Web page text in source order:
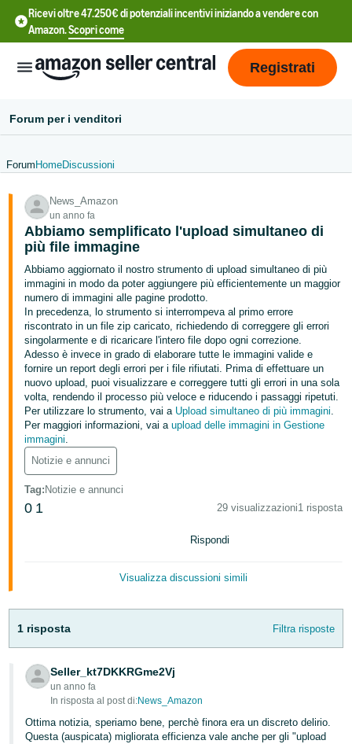
Ricevi oltre 47.250€ di potenziali incentivi iniziando a vendere con
Amazon.Scopri come
Italiano
文
-
CN
中
文
-
TW
Deutsch
- DE
Français
- FR
Italiano
- IT
JP
한
국
어
KR
Registrati
Registrati
Forum per i venditori
Forum HomeDiscussioni
News_Amazon
un anno fa
Abbiamo semplificato l'upload simultaneo di
più file immagine
Abbiamo aggiornato il nostro strumento di upload simultaneo di più
immagini in modo da poter aggiungere più efficientemente un maggior
numero di immagini alle pagine prodotto.
In precedenza, lo strumento si interrompeva al primo errore
riscontrato in un file zip caricato, richiedendo di correggere gli errori
singolarmente e di ricaricare l'intero file dopo ogni correzione.
Adesso è invece in grado di elaborare tutte le immagini valide e
fornire un report degli errori per i file rifiutati. Prima di effettuare un
nuovo upload, puoi visualizzare e correggere tutti gli errori in una sola
volta, rendendo il processo più veloce e riducendo i passaggi ripetuti.
Per utilizzare lo strumento, vai a Upload simultaneo di più immagini.
Per maggiori informazioni, vai aupload delle immagini in Gestione
immagini.
Notizie e annunci
Tag: Notizie e annunci
0 1 29 visualizzazioni1 risposta
Rispondi
Visualizza discussioni simili
1 risposta Filtra risposte
Seller_kt7DKKRGme2Vj
un anno fa
In risposta al post di:News_Amazon
Ottima notizia, speriamo bene, perchè finora era un discreto delirio.
Questa (auspicata) migliorata efficienza vale anche per gli "upload